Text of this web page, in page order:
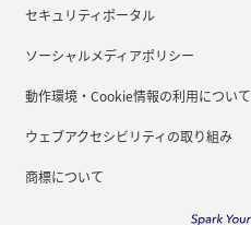
セキュリティポータル
ソーシャルメディアポリシー
動作環境・Cookie情報の利用について
ウェブアクセシビリティの取り組み
商標について